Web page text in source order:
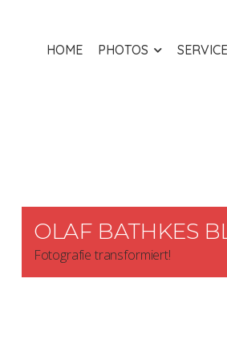
HOME PHOTOS SERVICE
OLAF BATHKES
Fotografie transformiert!